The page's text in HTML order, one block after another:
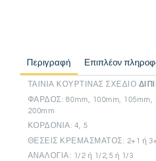
Περιγραφή Επιπλέον
ΤΑΙΝΙΑ ΚΟΥΡΤΙΝΑΣ ΣΧΕΔΙΟ
ΦΑΡΔΟΣ: 80mm, 100mm, 105mm,
200mm
ΚΟΡΔΟΝΙΑ: 4, 5
ΘΕΣΕΙΣ ΚΡΕΜΑΣΜΑΤΟΣ: 2+1 ή
ΑΝΑΛΟΓΙΑ: 1/2 ή 1/2,5 ή 1/3